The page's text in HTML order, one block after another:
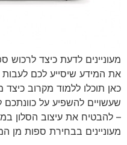
מעוניינים לדעת כיצד לרכוש
את המידע שיסייע לכם
כאן תוכלו ללמוד מקרוב
שעשויים להשפיע על
– להבטיח את עיצוב הסלון
מעוניינים בבחירת ספות מן